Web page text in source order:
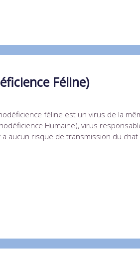
Féline)
féline est un virus de la
Humaine), virus
a aucun risque de transmission du chat